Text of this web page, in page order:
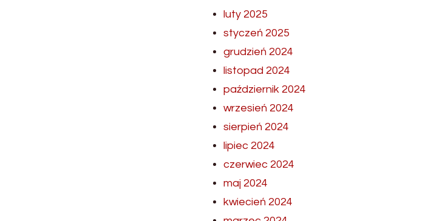
luty 2025
styczeń 2025
grudzień 2024
listopad 2024
październik 2024
wrzesień 2024
sierpień 2024
lipiec 2024
czerwiec 2024
maj 2024
kwiecień 2024